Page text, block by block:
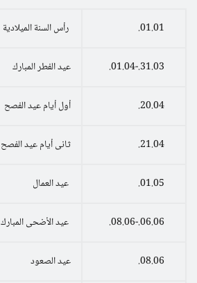
01.01. رأس السنة الميلادية
31.03.-01.04. عيد الفطر المبارك
20.04. أول أيام عيد الفصح
21.04. ثانى أيام عيد الفصح
01.05. عيد العمال
06.06.-08.06. عيد الأضحى المبارك
08.06. عيد الصعود